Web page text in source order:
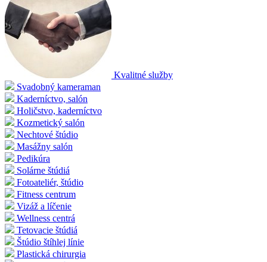
Kvalitné služby
Svadobný kameraman
Kaderníctvo, salón
Holičstvo, kaderníctvo
Kozmetický salón
Nechtové štúdio
Masážny salón
Pedikúra
Solárne štúdiá
Fotoateliér, štúdio
Fitness centrum
Vizáž a líčenie
Wellness centrá
Tetovacie štúdiá
Štúdio štíhlej línie
Plastická chirurgia